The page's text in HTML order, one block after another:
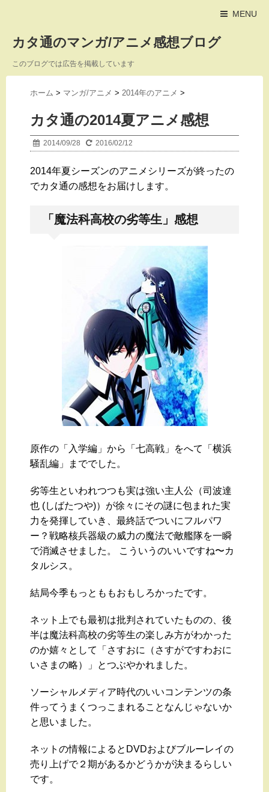
MENU
カタ通のマンガ/アニメ感想ブログ
このブログでは広告を掲載しています
ホーム > マンガ/アニメ > 2014年のアニメ >
カタ通の2014夏アニメ感想
2014/09/28 2016/02/12
2014年夏シーズンのアニメシリーズが終ったの
でカタ通の感想をお届けします。
「魔法科高校の劣等生」感想
原作の「入学編」から「七高戦」をへて「横浜
騒乱編」まででした。
劣等生といわれつつも実は強い主人公（司波達
也 (しばたつや)）が徐々にその謎に包まれた実
力を発揮していき、最終話でついにフルパワ
ー？戦略核兵器級の威力の魔法で敵艦隊を一瞬
で消滅させました。 こういうのいいですね〜カ
タルシス。
結局今季もっとももおもしろかったです。
ネット上でも最初は批判されていたものの、後
半は魔法科高校の劣等生の楽しみ方がわかった
のか嬉々として「さすおに（さすがですわおに
いさまの略）」とつぶやかれました。
ソーシャルメディア時代のいいコンテンツの条
件ってうまくつっこまれることなんじゃないか
と思いました。
ネットの情報によるとDVDおよびブルーレイの
売り上げで２期があるかどうかが決まるらしい
です。